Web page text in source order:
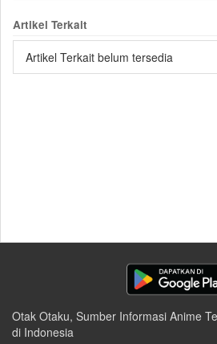
Artikel Terkait
Artikel Terkait belum tersedia
Otak Otaku, Sumber Informasi Anime
di Indonesia